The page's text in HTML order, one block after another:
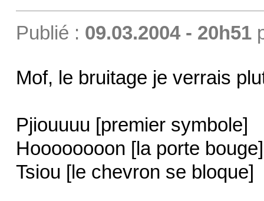
Publié : 09.03.2004 - 20h51
Mof, le bruitage je verrais
Pjiouuuu [premier symbole]
Hoooooooon [la porte bouge]
Tsiou [le chevron se bloque]